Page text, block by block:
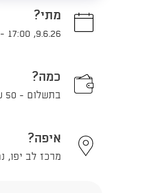
מתי?
9.6.26
,
17:00
-
כמה?
בתשלום - 50 ש"ח
איפה?
מרכז לב יפו, נחל שורק